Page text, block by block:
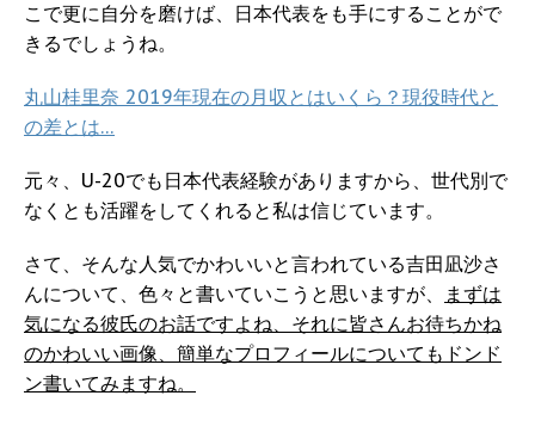
こで更に自分を磨けば、日本代表をも手にすることがで
きるでしょうね。
丸山桂里奈 2019年現在の月収とはいくら？現役時代と
の差とは…
元々、U-20でも日本代表経験がありますから、世代別で
なくとも活躍をしてくれると私は信じています。
さて、そんな人気でかわいいと言われている吉田凪沙さ
んについて、色々と書いていこうと思いますが、
まずは
気になる彼氏のお話ですよね、それに皆さんお待ちかね
のかわいい画像、簡単なプロフィールについてもドンド
ン書いてみますね。